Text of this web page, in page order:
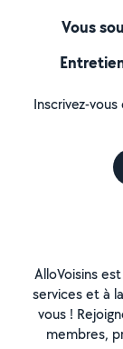
Vous
Inscrivez-
AlloVoisins
services et à
vous !
membres,